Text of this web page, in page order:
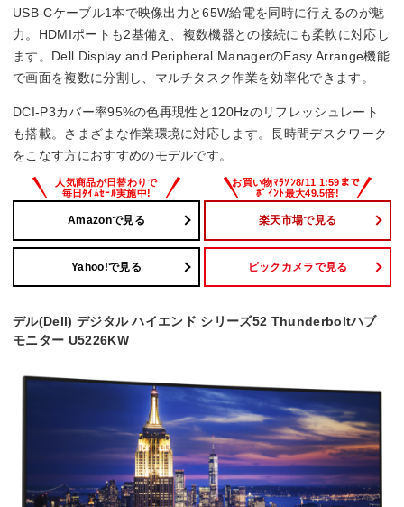
USB-Cケーブル1本で映像出力と65W給電を同時に行えるのが魅
力。HDMIポートも2基備え、複数機器との接続にも柔軟に対応し
ます。Dell Display and Peripheral ManagerのEasy Arrange機能
で画面を複数に分割し、マルチタスク作業を効率化できます。
DCI-P3カバー率95%の色再現性と120Hzのリフレッシュレート
も搭載。さまざまな作業環境に対応します。長時間デスクワーク
をこなす方におすすめのモデルです。
Amazonで見る 楽天市場で見る
Yahoo!で見る ビックカメラで見る
デル(Dell) デジタル ハイエンド シリーズ52 Thunderboltハブ
モニター U5226KW